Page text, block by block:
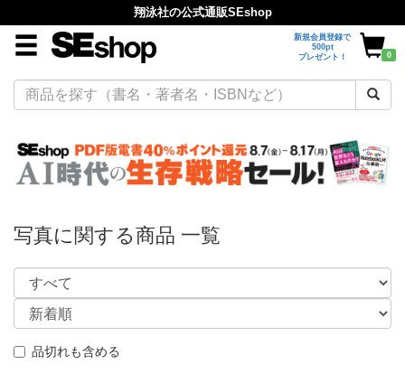
翔泳社の公式通販SEshop
新規会員登録で
500pt
プレゼント！
0
写真に関する商品 一覧
品切れも含める